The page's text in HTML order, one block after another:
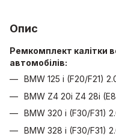
Опис
Ремкомплект калітки
автомобілів:
BMW 125 i (F20/F21)
BMW Z4 20i Z4 28i
BMW 320 i (F30/F31)
BMW 328 i (F30/F31)